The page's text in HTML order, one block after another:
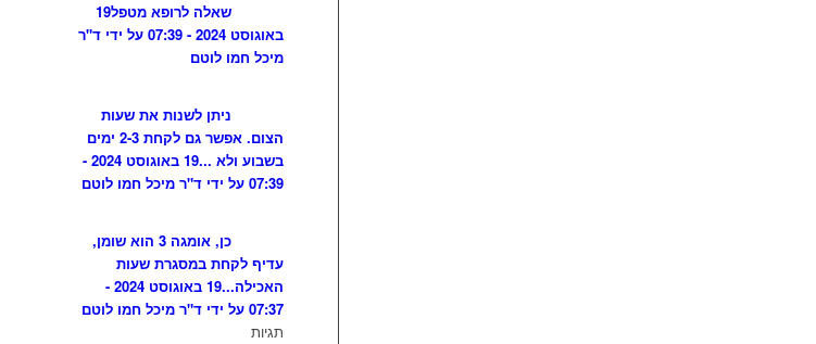
שאלה לרופא מטפל19
באוגוסט 2024 - 07:39 על ידי ד"ר
מיכל חמו לוטם
ניתן לשנות את שעות
הצום. אפשר גם לקחת 2-3 ימים
בשבוע ולא ...
19 באוגוסט 2024 -
07:39 על ידי ד"ר מיכל חמו לוטם
כן, אומגה 3 הוא שומן,
עדיף לקחת במסגרת שעות
האכילה...
19 באוגוסט 2024 -
07:37 על ידי ד"ר מיכל חמו לוטם
תגיות